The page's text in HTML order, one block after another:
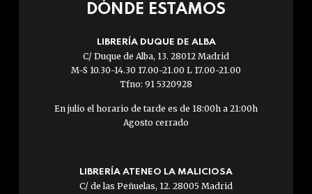
DÓNDE ESTAMOS
LIBRERÍA DUQUE DE ALBA
C/ Duque de Alba, 13. 28012 Madrid
M-S 10.30-14.30 17.00-21.00 L 17.00-21.00
Tfno: 91 5320928
En julio el horario de tarde es de 18:00h a 21:00h
Agosto cerrado
LIBRERÍA ATENEO LA MALICIOSA
C/ de las Peñuelas, 12. 28005 Madrid